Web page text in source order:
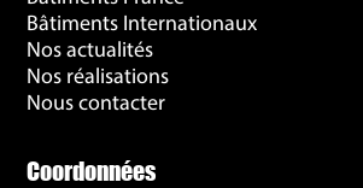
Bâtiments Internationaux
Nos actualités
Nos réalisations
Nous contacter
Coordonnées